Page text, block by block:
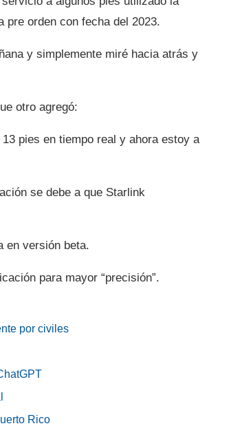
pre orden con fecha del 2023.
y simplemente miré hacia atrás y
otro agregó:
pies en tiempo real y ahora estoy a
se debe a que Starlink
en versión beta.
para mayor “precisión”.
por civiles
Rico